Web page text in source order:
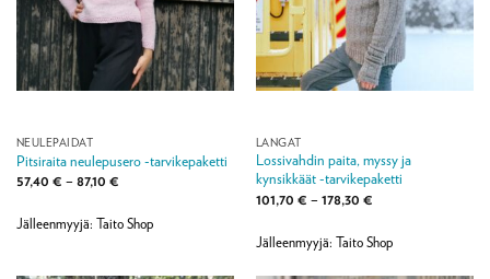
NEULEPAIDAT
Pitsiraita neulepusero -tarvikepaketti
57,40 € – 87,10 €Hintaluokka:
87,10 €
Jälleenmyyjä: Taito Shop
LANGAT
Lossivahdin paita, myssy ja
kynsikkäät -tarvikepaketti
101,70 € – 178,30 €Hintaluokka:
178,30 €
Jälleenmyyjä: Taito Shop